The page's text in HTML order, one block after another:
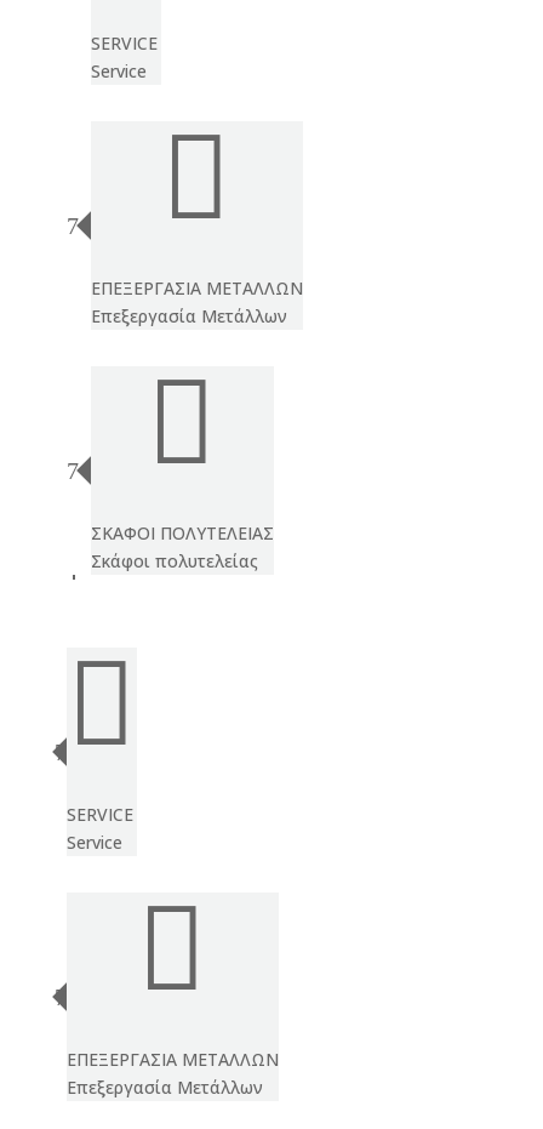
SERVICE
Service

ΕΠΕΞΕΡΓΑΣΙΑ ΜΕΤΑΛΛΩΝ
Επεξεργασία Μετάλλων

ΣΚΑΦΟΙ ΠΟΛΥΤΕΛΕΙΑΣ
Σκάφοι πολυτελείας

SERVICE
Service

ΕΠΕΞΕΡΓΑΣΙΑ ΜΕΤΑΛΛΩΝ
Επεξεργασία Μετάλλων